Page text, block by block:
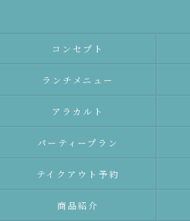
コンセプト
ランチメニュー
アラカルト
パーティープラン
テイクアウト予約
商品紹介